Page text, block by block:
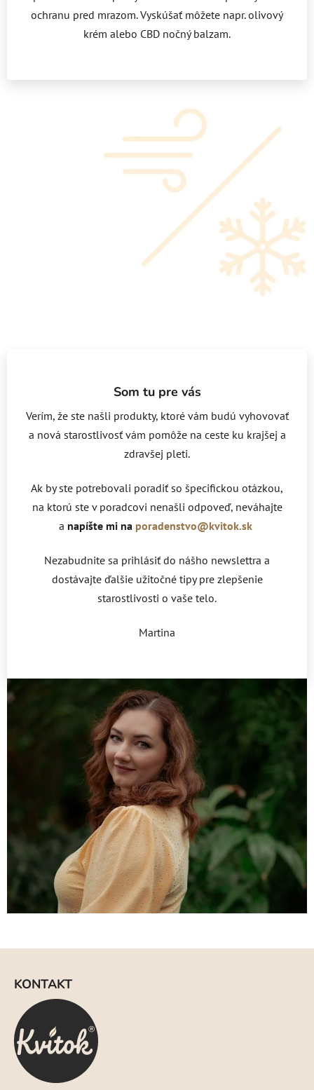
ochranu pred mrazom. Vyskúšať môžete napr. olivový
krém alebo CBD nočný balzam.
Som tu pre vás
Verím, že ste našli produkty, ktoré vám budú vyhovovať
a nová starostlivosť vám pomôže na ceste ku krajšej a
zdravšej pleti.
Ak by ste potrebovali poradiť so špecifickou otázkou,
na ktorú ste v poradcovi nenašli odpoveď, neváhajte
a napíšte mi na poradenstvo@kvitok.sk
Nezabudnite sa prihlásiť do nášho newslettra a
dostávajte ďalšie užitočné tipy pre zlepšenie
starostlivosti o vaše telo.
Martina
KONTAKT